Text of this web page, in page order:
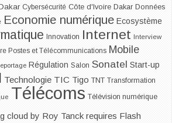
Cybersécurité Côte d'Ivoire Dakar Données
Economie numérique Ecosystème
Innovation Internet Interview
Postes et Télécommunications Mobile
Régulation Salon Sonatel Start-up
Technologie TIC Tigo TNT Transformation
Télécoms Télévision numérique
cloud by Roy Tanck requires Flash